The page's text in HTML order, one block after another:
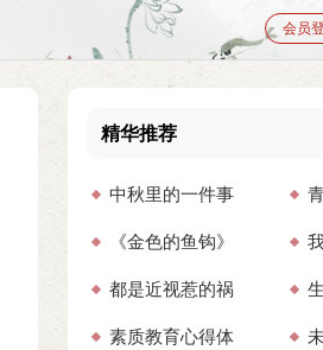
会员
精华推荐
中秋里的一件事
作文 【
《金色的鱼钩》
读后感700字（通用
8篇）
作
都是近视惹的祸
作文4篇 篇
素质教育心得体